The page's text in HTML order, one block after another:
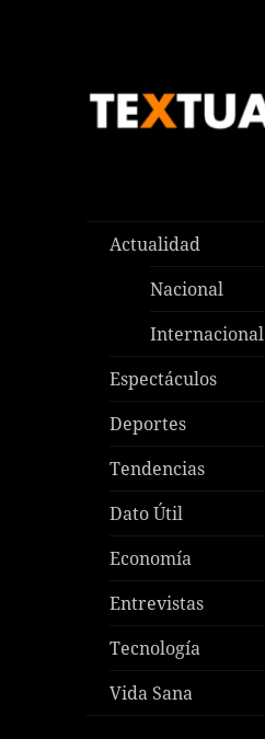
Actualidad
Nacional
Internacional
Espectáculos
Deportes
Tendencias
Dato Útil
Economía
Entrevistas
Tecnología
Vida Sana